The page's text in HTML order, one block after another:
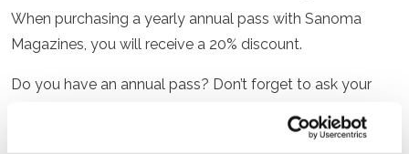
When purchasing a yearly annual pass with Sanoma
Magazines, you will receive a 20% discount.
Do you have an annual pass? Don’t forget to ask your